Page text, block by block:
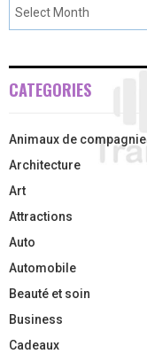
CATEGORIES
Animaux de compagnie
Architecture
Art
Attractions
Auto
Automobile
Beauté et soin
Business
Cadeaux